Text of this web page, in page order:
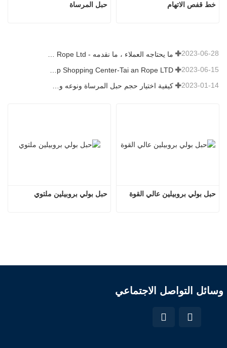
حبل المرساة خط قفص الاتهام
2023-06-28
2023-06-15
كيفية اختيار حجم حبل المرساة ونوعه وطوله والمزيد？ 2023-01-14
حبل بولي بروبيلين ملتوي حبل بولي بروبيلين عالي القوة
وسائل التواصل الاجتماعي